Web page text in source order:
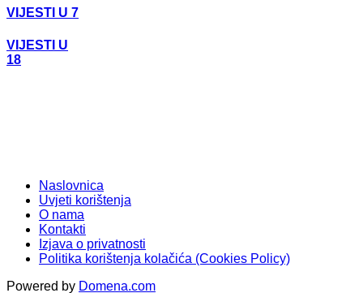
VIJESTI U 7
VIJESTI U
18
Naslovnica
Uvjeti korištenja
O nama
Kontakti
Izjava o privatnosti
Politika korištenja kolačića (Cookies Policy)
Powered by Domena.com